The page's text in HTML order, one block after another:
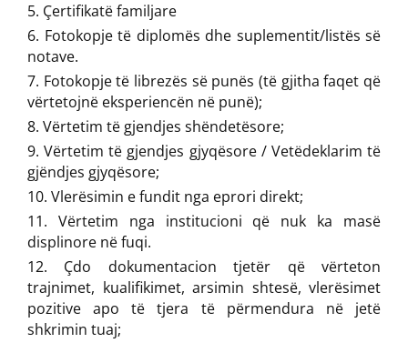
Çertifikatë familjare
Fotokopje të diplomës dhe suplementit/listës së
notave.
Fotokopje të librezës së punës (të gjitha faqet që
vërtetojnë eksperiencën në punë);
Vërtetim të gjendjes shëndetësore;
Vërtetim të gjendjes gjyqësore / Vetëdeklarim të
gjëndjes gjyqësore;
Vlerësimin e fundit nga eprori direkt;
Vërtetim nga institucioni që nuk ka masë
displinore në fuqi.
Çdo dokumentacion tjetër që vërteton
trajnimet, kualifikimet, arsimin shtesë, vlerësimet
pozitive apo të tjera të përmendura në jetë
shkrimin tuaj;